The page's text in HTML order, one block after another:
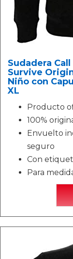
Sudadera
Survive
Niño con
XL
Producto
100%
Envuelto
seguro
Con
Para